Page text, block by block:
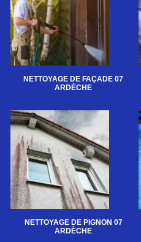
NETTOYAGE DE FAÇADE 07
ARDÈCHE
NETTOYAGE DE PIGNON 07
ARDÈCHE